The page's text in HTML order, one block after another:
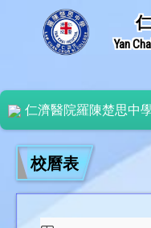
Yan
仁濟醫院羅陳楚思中
校曆表